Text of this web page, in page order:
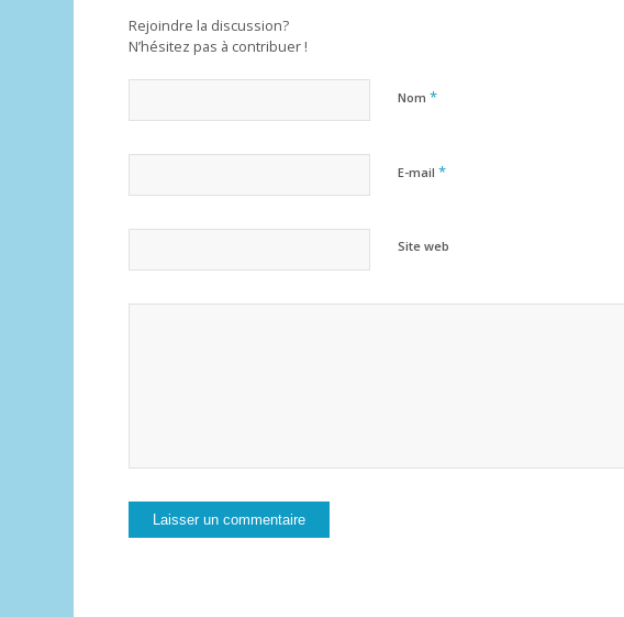
Rejoindre la discussion?
N’hésitez pas à contribuer !
Nom*
E-mail*
Site web